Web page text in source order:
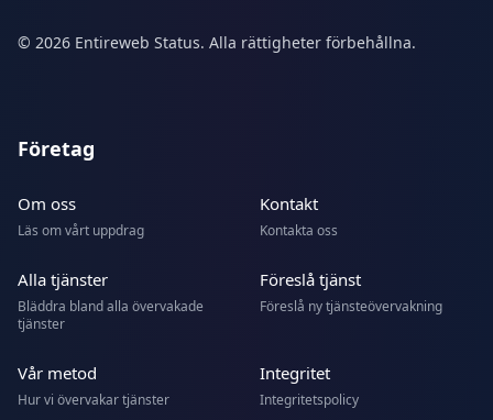
© 2026 Entireweb Status. Alla rättigheter förbehållna.
Företag
Om oss
Läs om vårt uppdrag
Kontakt
Kontakta oss
Alla tjänster
Bläddra bland alla övervakade
tjänster
Föreslå tjänst
Föreslå ny tjänsteövervakning
Vår metod
Hur vi övervakar tjänster
Integritet
Integritetspolicy